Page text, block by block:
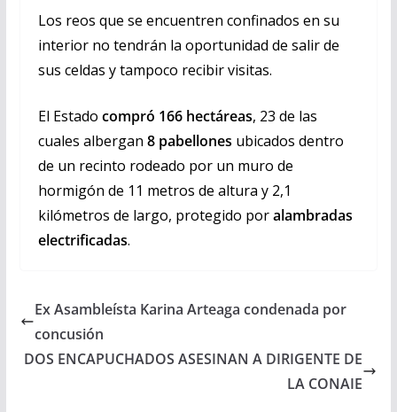
Los reos que se encuentren confinados en su
interior no tendrán la oportunidad de salir de
sus celdas y tampoco recibir visitas.
El Estado compró 166 hectáreas, 23 de las
cuales albergan 8 pabellones ubicados dentro
de un recinto rodeado por un muro de
hormigón de 11 metros de altura y 2,1
kilómetros de largo, protegido poralambradas
electrificadas.
Ex Asambleísta Karina Arteaga condenada por
concusión
DOS ENCAPUCHADOS ASESINAN A DIRIGENTE DE
LA CONAIE